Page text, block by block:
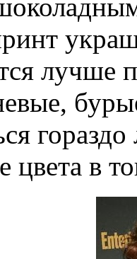
лучше
цвета в